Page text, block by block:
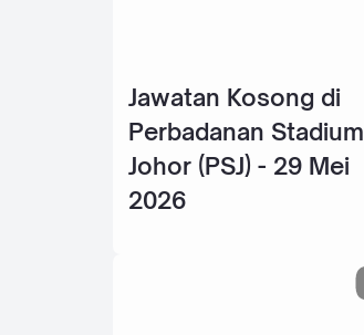
Jawatan Kosong di
Perbadanan Stadium
Johor (PSJ) - 29 Mei
2026